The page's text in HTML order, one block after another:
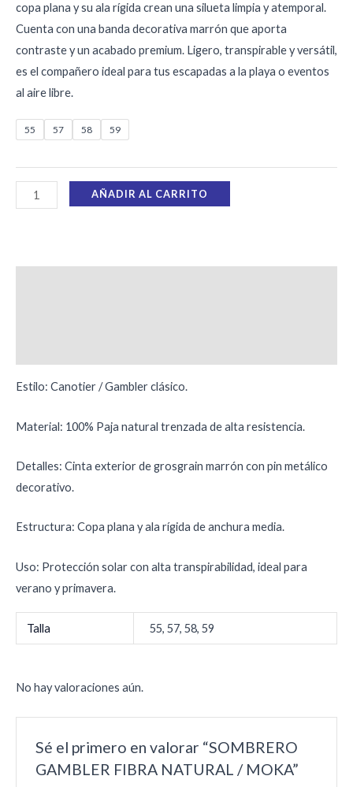
copa plana y su ala rígida crean una silueta limpia y atemporal.
Cuenta con una banda decorativa marrón que aporta
contraste y un acabado premium. Ligero, transpirable y versátil,
es el compañero ideal para tus escapadas a la playa o eventos
al aire libre.
55 57 58 59
AÑADIR AL CARRITO
Estilo: Canotier / Gambler clásico.
Material: 100% Paja natural trenzada de alta resistencia.
Detalles: Cinta exterior de grosgrain marrón con pin metálico
decorativo.
Estructura: Copa plana y ala rígida de anchura media.
Uso: Protección solar con alta transpirabilidad, ideal para
verano y primavera.
Talla 55, 57, 58, 59
No hay valoraciones aún.
Sé el primero en valorar “SOMBRERO
GAMBLER FIBRA NATURAL / MOKA”